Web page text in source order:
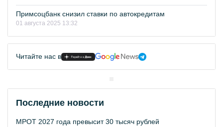
Примсоцбанк снизил ставки по автокредитам
01 августа 2025 13:32
Читайте нас в
Последние новости
МРОТ 2027 года превысит 30 тысяч рублей